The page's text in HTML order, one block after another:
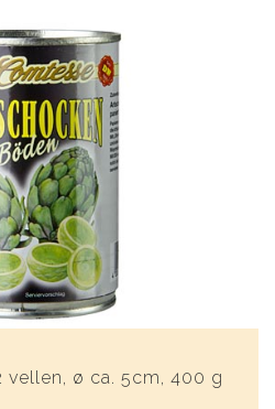
vellen, ø ca. 5cm, 400 g